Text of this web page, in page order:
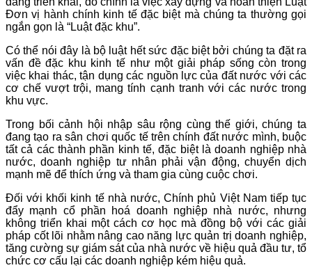
Đơn vị hành chính kinh tế đặc biệt mà chúng ta thường gọi
ngắn gọn là “Luật đặc khu”.
Có thể nói đây là bộ luật hết sức đặc biệt bởi chúng ta đặt ra
vấn đề đặc khu kinh tế như một giải pháp sống còn trong
việc khai thác, tận dụng các nguồn lực của đất nước với các
cơ chế vượt trội, mang tính cạnh tranh với các nước trong
khu vực.
Trong bối cảnh hội nhập sâu rộng cùng thế giới, chúng ta
đang tạo ra sân chơi quốc tế trên chính đất nước mình, buộc
tất cả các thành phần kinh tế, đặc biệt là doanh nghiệp nhà
nước, doanh nghiệp tư nhân phải vận động, chuyển dịch
mạnh mẽ để thích ứng và tham gia cùng cuộc chơi.
Đối với khối kinh tế nhà nước, Chính phủ Việt Nam tiếp tục
đẩy mạnh cổ phần hoá doanh nghiệp nhà nước, nhưng
không triển khai một cách cơ học mà đồng bộ với các giải
pháp cốt lõi nhằm nâng cao năng lực quản trị doanh nghiệp,
tăng cường sự giám sát của nhà nước về hiệu quả đầu tư, tổ
chức cơ cấu lại các doanh nghiệp kém hiệu quả.